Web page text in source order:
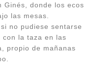
Ginés, donde los ecos
las mesas.
no pudiese sentarse
la taza en las
propio de mañanas